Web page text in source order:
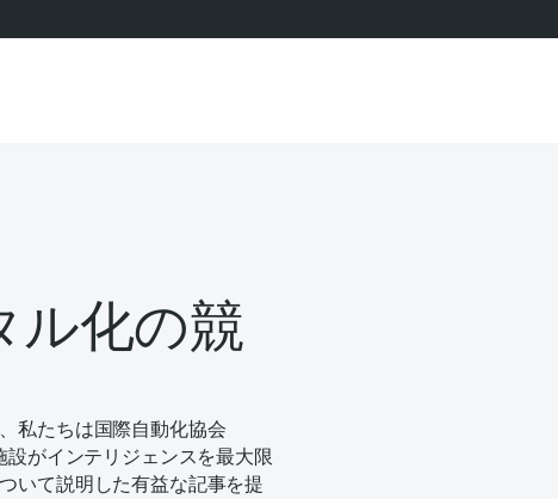
ル化の競
私たちは国際自動化協会
設がインテリジェンスを最大限
いて説明した有益な記事を提